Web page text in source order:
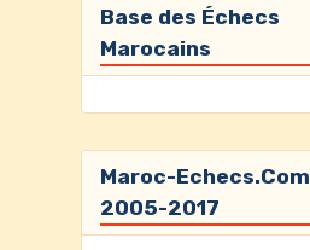
Base des Échecs
Marocains
Maroc-Echecs.Com
2005-2017